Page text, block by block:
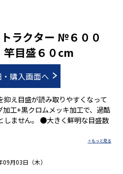
ラクター №６００
目盛６０cm
購入画面へ
抑え目盛が読み取りやすくなって
工+黒クロムメッキ加工で、過酷
しません。 ●大きく鮮明な目盛数
月03日（木）